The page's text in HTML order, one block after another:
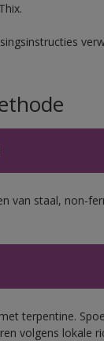
van staal, non-
terpentine.
volgens lokale